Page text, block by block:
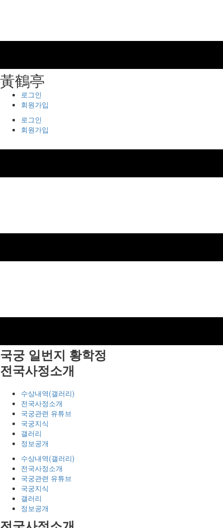
⿈鶴亭
로그인
회원가입
로그인
회원가입
국궁 일번지 황학정
전국사정소개
수상내역(갤러리)
전국사정소개
국궁관련 유튜브
국궁지식
갤러리
정보공개
수상내역(갤러리)
전국사정소개
국궁관련 유튜브
국궁지식
갤러리
정보공개